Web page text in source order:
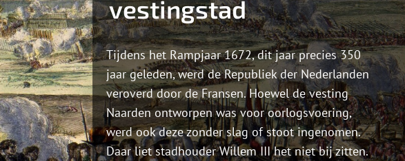
vestingstad
Tijdens het Rampjaar 1672, dit jaar precies 350
jaar geleden, werd de Republiek der Nederlanden
veroverd door de Fransen. Hoewel de vesting
Naarden ontworpen was voor oorlogsvoering,
werd ook deze zonder slag of stoot ingenomen.
Daar liet stadhouder Willem III het niet bij zitten.